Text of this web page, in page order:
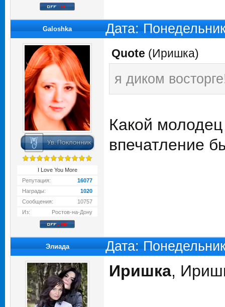
Galoshka Дата:
I Love You More
Репутация:
16077
Награды:
1020
Сообщения:
10757
Из:
Ростов-на-Дону
Quote (Иришка)
я диком
Какой
впечатление
Элиада Дата:
Иришка,